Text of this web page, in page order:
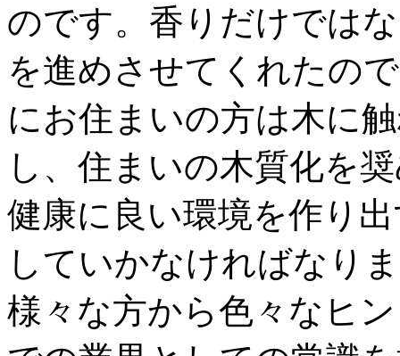
のです。香りだけでは
を進めさせてくれたの
にお住まいの方は木に
し、住まいの木質化を
健康に良い環境を作り
していかなければなり
様々な方から色々なヒ